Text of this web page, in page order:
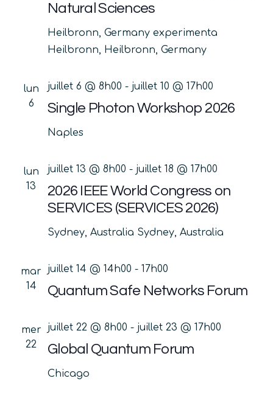
Natural Sciences
Heilbronn, Germany experimenta
Heilbronn, Heilbronn, Germany
lun
6
Single Photon Workshop 2026
juillet 6 @ 8h00 - juillet 10 @ 17h00
Naples
lun
13
2026 IEEE World Congress on
SERVICES (SERVICES 2026)
juillet 13 @ 8h00 - juillet 18 @ 17h00
Sydney, Australia Sydney, Australia
mar
14
Quantum Safe Networks Forum
juillet 14 @ 14h00 - 17h00
mer
22
Global Quantum Forum
juillet 22 @ 8h00 - juillet 23 @ 17h00
Chicago